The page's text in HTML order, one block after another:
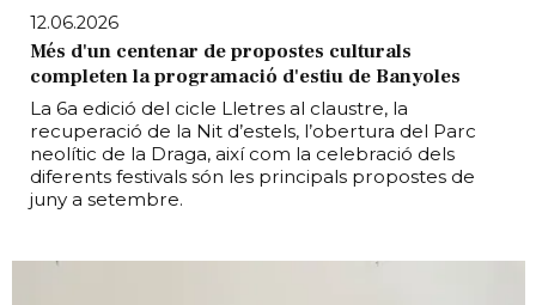
12.06.2026
Més d'un centenar de propostes culturals
completen la programació d'estiu de Banyoles
La 6a edició del cicle Lletres al claustre, la
recuperació de la Nit d’estels, l’obertura del Parc
neolític de la Draga, així com la celebració dels
diferents festivals són les principals propostes de
juny a setembre.